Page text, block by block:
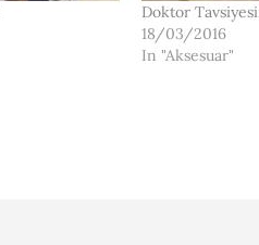
Doktor
18/03/2016
In "Aksesuar"